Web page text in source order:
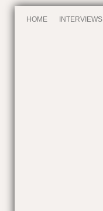
HOME INTERVIEWS